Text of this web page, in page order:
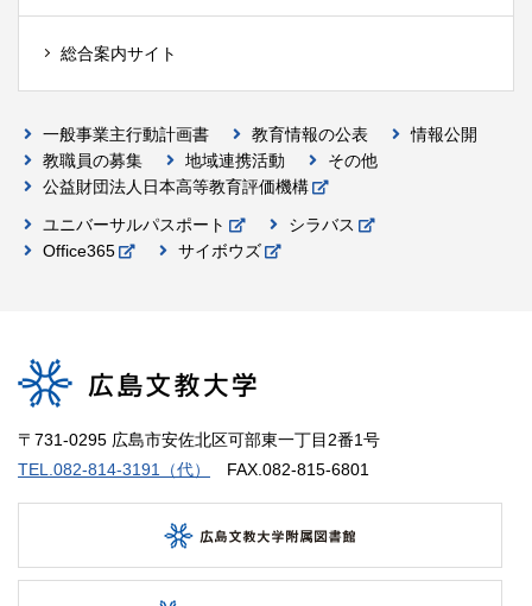
総合案内サイト
一般事業主行動計画書 教育情報の公表
情報公開
教職員の募集
地域連携活動
その他
公益財団法人日本高等教育評価機構
ユニバーサルパスポート
シラバス
Office365
サイボウズ
〒731-0295 広島市安佐北区可部東一丁目2番1号
TEL.082-814-3191（代）
FAX.082-815-6801